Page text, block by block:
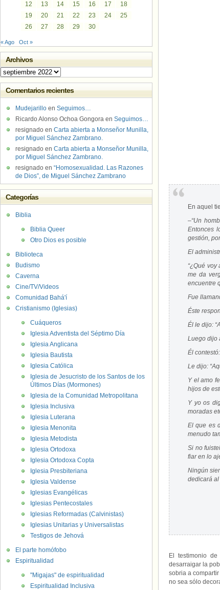
En aquel
–“Un
Entonces
gestión,
El
“¿Qué
me da
encuentre
Fue
Éste
Él le dijo:
Luego dijo
Él
Le dijo:
Y el amo
hijos de
Y yo os
moradas
El que es
menudo
Si no
fiar en lo
Ningún
dedicará
El testimonio
desarraigar la
sobria a
no sea sólo
12
13 14 15 16 17
18
19
20 21 22 23 24
25
26
27 28 29 30
« Ago Oct »
Archivos
Archivos
Comentarios recientes
Mudejarillo en Seguimos…
Ricardo Alonso Ochoa Gongora en Seguimos…
resignado en Carta abierta a Monseñor Munilla,
por Miguel Sánchez Zambrano.
resignado en Carta abierta a Monseñor Munilla,
por Miguel Sánchez Zambrano.
resignado en “Homosexualidad. Las Razones
de Dios”, de Miguel Sánchez Zambrano
Categorías
Biblia
Biblia Queer
Otro Dios es posible
Biblioteca
Budismo
Caverna
Cine/TV/Videos
Comunidad Bahá'í
Cristianismo (Iglesias)
Cuáqueros
Iglesia Adventista del Séptimo Día
Iglesia Anglicana
Iglesia Bautista
Iglesia Católica
Iglesia de Jesucristo de los Santos de los
Últimos Días (Mormones)
Iglesia de la Comunidad Metropolitana
Iglesia Inclusiva
Iglesia Luterana
Iglesia Menonita
Iglesia Metodista
Iglesia Ortodoxa
Iglesia Ortodoxa Copta
Iglesia Presbiteriana
Iglesia Valdense
Iglesias Evangélicas
Iglesias Pentecostales
Iglesias Reformadas (Calvinistas)
Iglesias Unitarias y Universalistas
Testigos de Jehová
El parte homófobo
Espiritualidad
"Migajas" de espiritualidad
Espiritualidad Inclusiva